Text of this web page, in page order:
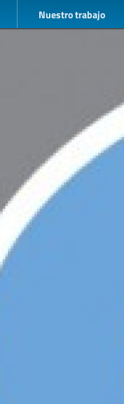
Nuestro trabajo